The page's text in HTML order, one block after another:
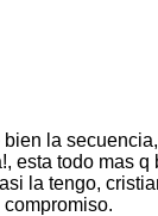
la
esta todo mas q
la tengo,